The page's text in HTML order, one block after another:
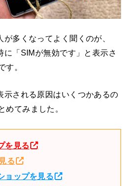
多くなってよく聞くのが、
に「SIMが無効です」と表示さ
す。
示される原因はいくつかあるの
めてみました。
を見る
る
ョップを見る